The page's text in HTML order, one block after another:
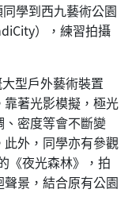
學到西九藝術公園
），練習拍攝
型戶外藝術裝置
靠著光影模擬，極光
密度等會不斷變
外，同學亦有參觀
《夜光森林》，拍
景，結合原有公園